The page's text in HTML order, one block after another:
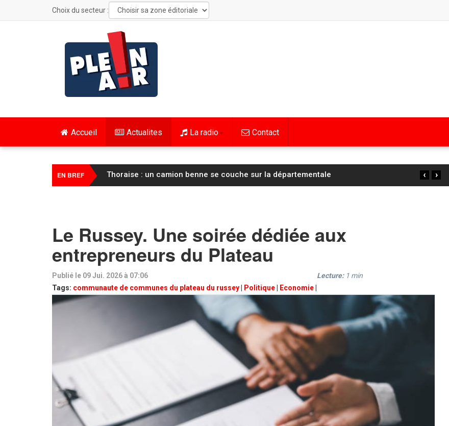
Choix du secteur :
Accueil Actualites La radio Contact
EN BREF Les Grangettes : verbalisé pour un barbecue sauvage près d’un bois ›
‹
Le Russey. Une soirée dédiée aux
entrepreneurs du Plateau
Publié le 09 Jui. 2026 à 07:06
Tags: communaute de communes du plateau du russey Politique Economie
Lecture: 1 min